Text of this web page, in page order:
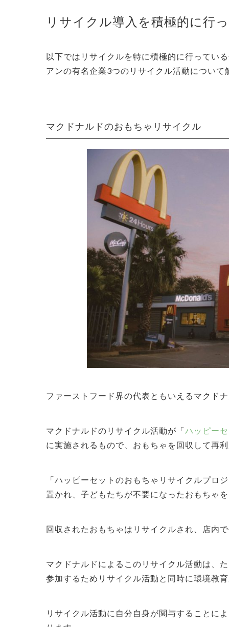
リサイクル導入を積極的に行
以下ではリサイクルを特に積極的に行ってい
アンの有名企業3つのリサイクル活動について
マクドナルドのおもちゃリサイクル
ファーストフード界の代表ともいえるマクド
マクドナルドのリサイクル活動が「ハッピー
に実施されるもので、おもちゃを回収して再
「ハッピーセットのおもちゃリサイクルプロ
置かれ、子どもたちが不要になったおもちゃ
回収されたおもちゃはリサイクルされ、店内
マクドナルドによるこのリサイクル活動は、
参加するためリサイクル活動と同時に環境教
リサイクル活動に自分自身が関与することに